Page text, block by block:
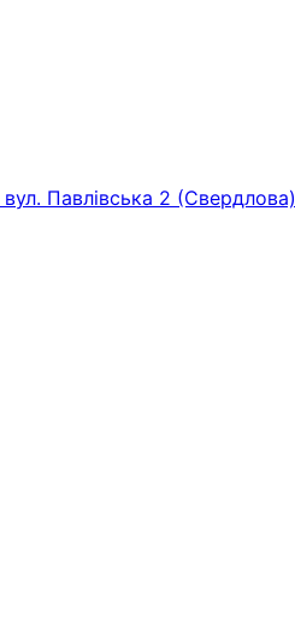
Павлівська 2 (Свердлова)